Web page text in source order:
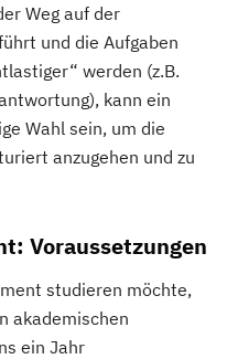
Weg auf der
und die Aufgaben
werden (z.B.
kann ein
Wahl sein, um die
anzugehen und zu
Voraussetzungen
studieren möchte,
akademischen
ein Jahr